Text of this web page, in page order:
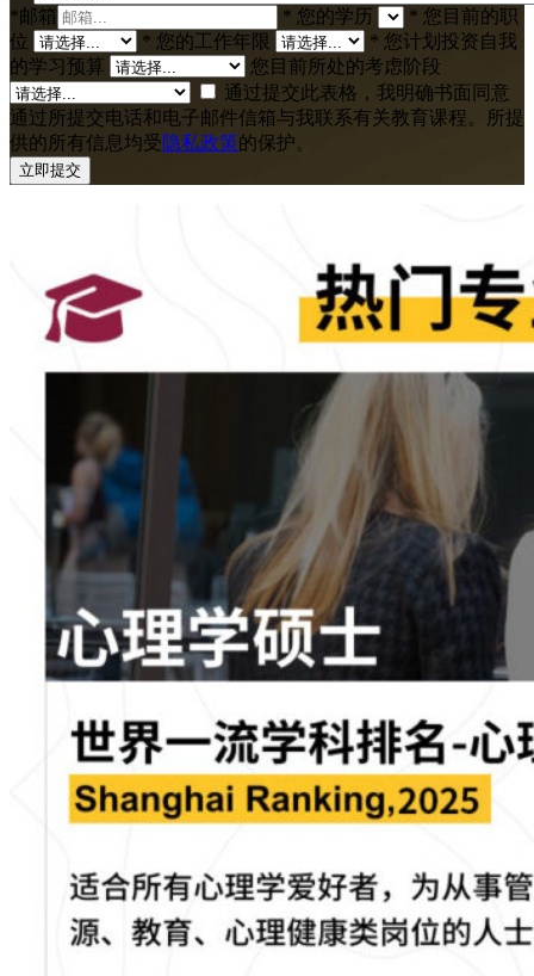
*邮箱 * 您的学历 * 您目前的职
位
* 您的工作年限 * 您计划投资自我
的学习预算
您目前所处的考虑阶段
通过提交此表格，我明确书面同意
通过所提交电话和电子邮件信箱与我联系有关教育课程。所提
供的所有信息均受隐私政策的保护。
立即提交